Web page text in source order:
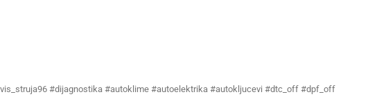
#dijagnostika #autoklime #autoelektrika #autokljucevi #dtc_off #dpf_off